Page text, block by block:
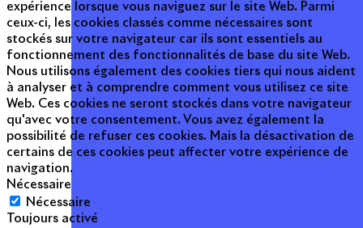
expérience lorsque vous naviguez sur le site Web. Parmi
ceux-ci, les cookies classés comme nécessaires sont
stockés sur votre navigateur car ils sont essentiels au
fonctionnement des fonctionnalités de base du site Web.
Nous utilisons également des cookies tiers qui nous aident
à analyser et à comprendre comment vous utilisez ce site
Web. Ces cookies ne seront stockés dans votre navigateur
qu'avec votre consentement. Vous avez également la
possibilité de refuser ces cookies. Mais la désactivation de
certains de ces cookies peut affecter votre expérience de
navigation.
Nécessaire
Nécessaire
Toujours activé